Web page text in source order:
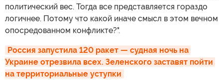
политический вес. Тогда все представляется гораздо
логичнее. Потому что какой иначе смысл в этом вечном
опосредованном конфликте?".
Россия запустила 120 ракет — судная ночь на
Украине отрезвила всех. Зеленского заставят пойти
на территориальные уступки